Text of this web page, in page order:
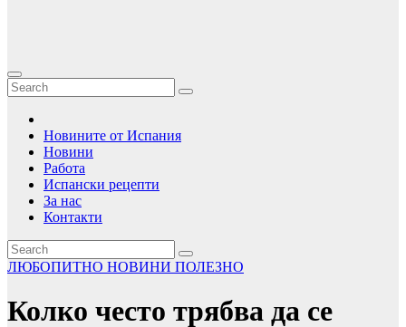
Новините от Испания
Новини
Работа
Испански рецепти
За нас
Контакти
ЛЮБОПИТНО НОВИНИ ПОЛЕЗНО
Колко често трябва да се